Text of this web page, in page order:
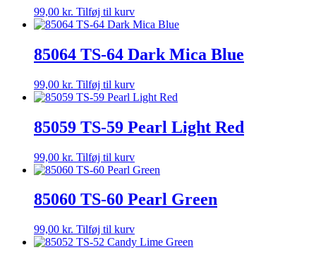
99,00 kr. Tilføj til kurv
85064 TS-64 Dark Mica Blue
99,00 kr. Tilføj til kurv
85059 TS-59 Pearl Light Red
99,00 kr. Tilføj til kurv
85060 TS-60 Pearl Green
99,00 kr. Tilføj til kurv